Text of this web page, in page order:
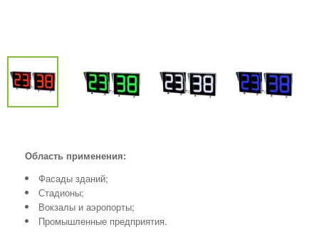
Область применения:
Фасады зданий;
Стадионы;
Вокзалы и аэропорты;
Промышленные предприятия.